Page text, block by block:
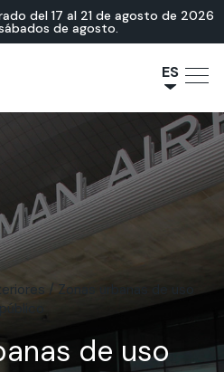
del 17 al 21 de agosto de 2026
de agosto.
ES
JA
IT
FR
/ Zonas urbanas de uso
público
de uso